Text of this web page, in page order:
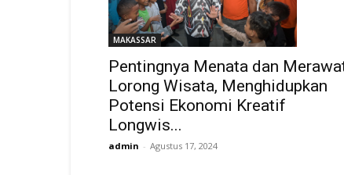
MAKASSAR
Pentingnya Menata dan
Lorong Wisata, Menghidupkan
Potensi Ekonomi Kreatif
Longwis...
admin - Agustus 17, 2024